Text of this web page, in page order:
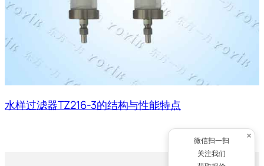
水样过滤器TZ216-3的结构与性能特点
×
微信扫一扫
关注我们